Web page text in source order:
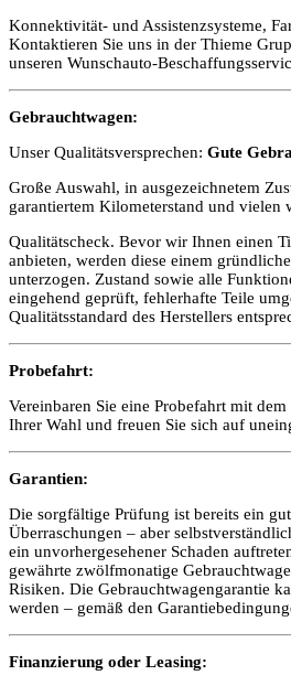
Konnektivität- und Assistenzsysteme,
Kontaktieren Sie uns in der Thieme
unseren Wunschauto-
Gebrauchtwagen:
Unser Qualitätsversprechen: Gute
Große Auswahl, in ausgezeichnetem
garantiertem Kilometerstand und vielen
Qualitätscheck. Bevor wir Ihnen einen
anbieten, werden diese einem
unterzogen. Zustand sowie alle
eingehend geprüft, fehlerhafte Teile
Qualitätsstandard des Herstellers
Probefahrt:
Vereinbaren Sie eine Probefahrt mit
Ihrer Wahl und freuen Sie sich auf
Garantien:
Die sorgfältige Prüfung ist bereits ein
Überraschungen – aber
ein unvorhergesehener Schaden
gewährte zwölfmonatige
Risiken. Die Gebrauchtwagengarantie
werden – gemäß den
Finanzierung oder Leasing: